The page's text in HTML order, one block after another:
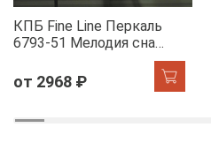
КПБ Fine Line Перкаль
6793-51 Мелодия сна
от 2968 ₽